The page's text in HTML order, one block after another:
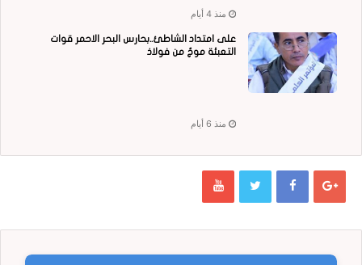
منذ 4 أيام
على امتداد الشاطئ..بحارس البحر الاحمر قوات
التعبئة موجٌ من فولاذ
منذ 6 أيام